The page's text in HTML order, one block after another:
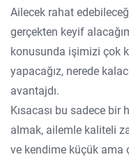
Ailecek rahat
gerçekten keyif
konusunda işimizi çok
yapacağız, nerede
avantajdı.
Kısacası bu sadece
almak, ailemle kaliteli
ve kendime küçük ama